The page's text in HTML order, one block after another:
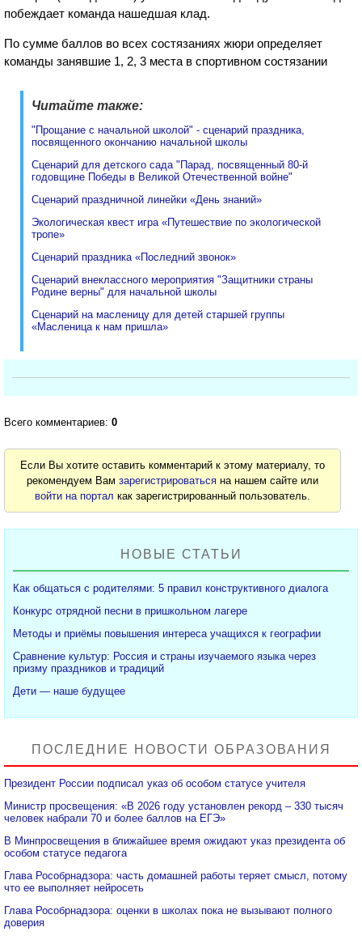
побеждает команда нашедшая клад.
По сумме баллов во всех состязаниях жюри определяет
команды занявшие 1, 2, 3 места в спортивном состязании
Читайте также:
"Прощание с начальной школой" - сценарий праздника,
посвященного окончанию начальной школы
Сценарий для детского сада "Парад, посвященный 80-й
годовщине Победы в Великой Отечественной войне"
Сценарий праздничной линейки «День знаний»
Экологическая квест игра «Путешествие по экологической
тропе»
Сценарий праздника «Последний звонок»
Сценарий внеклассного мероприятия "Защитники страны
Родине верны" для начальной школы
Сценарий на масленицу для детей старшей группы
«Масленица к нам пришла»
Всего комментариев: 0
Если Вы хотите оставить комментарий к этому материалу, то
рекомендуем Вамзарегистрироваться на нашем сайте или
войти на портал как зарегистрированный пользователь.
НОВЫЕ СТАТЬИ
Как общаться с родителями: 5 правил конструктивного диалога
Конкурс отрядной песни в пришкольном лагере
Методы и приёмы повышения интереса учащихся к географии
Сравнение культур: Россия и страны изучаемого языка через
призму праздников и традиций
Дети — наше будущее
ПОСЛЕДНИЕ НОВОСТИ ОБРАЗОВАНИЯ
Президент России подписал указ об особом статусе учителя
Министр просвещения: «В 2026 году установлен рекорд – 330 тысяч
человек набрали 70 и более баллов на ЕГЭ»
В Минпросвещения в ближайшее время ожидают указ президента об
особом статусе педагога
Глава Рособрнадзора: часть домашней работы теряет смысл, потому
что ее выполняет нейросеть
Глава Рособрнадзора: оценки в школах пока не вызывают полного
доверия